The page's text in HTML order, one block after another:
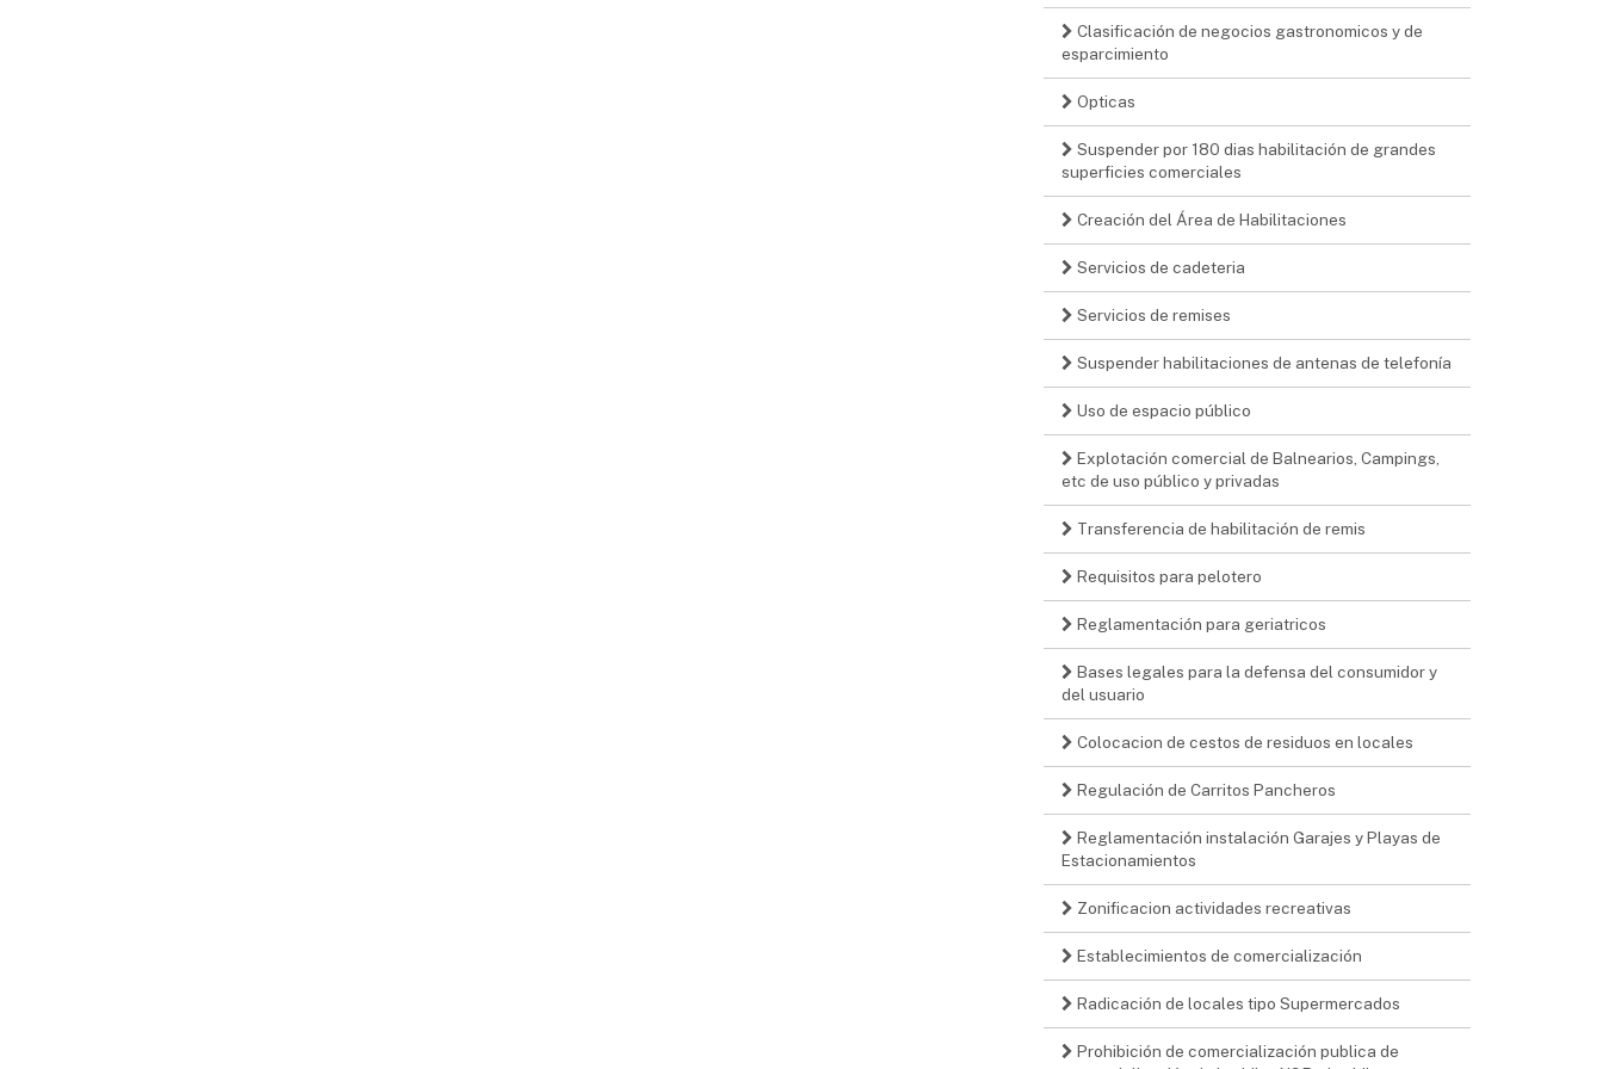
Clasificación de negocios gastronomicos y de
esparcimiento
Opticas
Suspender por 180 dias habilitación de grandes
superficies comerciales
Creación del Área de Habilitaciones
Servicios de cadeteria
Servicios de remises
Suspender habilitaciones de antenas de telefonía
Uso de espacio público
Explotación comercial de Balnearios, Campings,
etc de uso público y privadas
Transferencia de habilitación de remis
Requisitos para pelotero
Reglamentación para geriatricos
Bases legales para la defensa del consumidor y
del usuario
Colocacion de cestos de residuos en locales
Regulación de Carritos Pancheros
Reglamentación instalación Garajes y Playas de
Estacionamientos
Zonificacion actividades recreativas
Establecimientos de comercialización
Radicación de locales tipo Supermercados
Prohibición de comercialización publica de